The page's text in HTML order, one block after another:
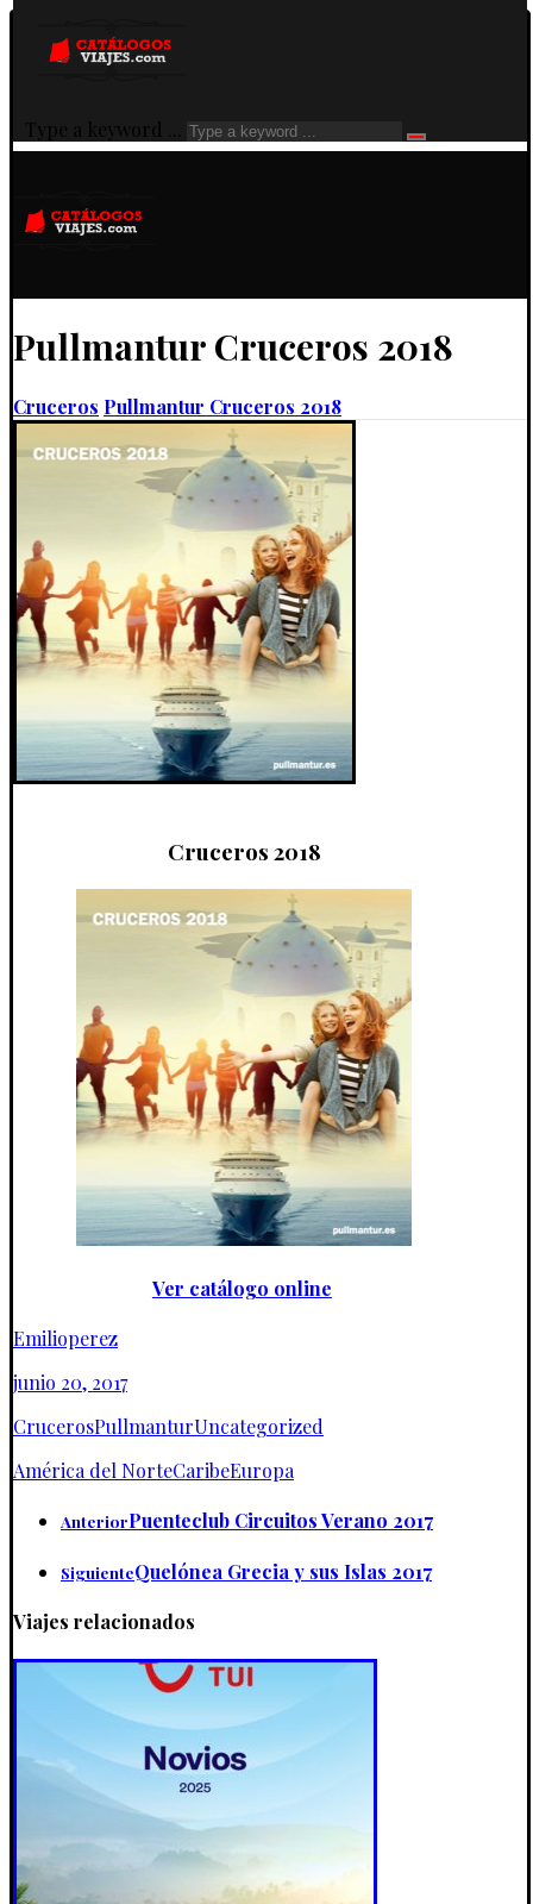
Type a keyword ...
Pullmantur Cruceros 2018
Cruceros Pullmantur Cruceros 2018
Cruceros 2018
Ver catálogo online
Emilioperez
junio 20, 2017
CrucerosPullmanturUncategorized
América del NorteCaribeEuropa
AnteriorPuenteclub Circuitos Verano 2017
SiguienteQuelónea Grecia y sus Islas 2017
Viajes relacionados